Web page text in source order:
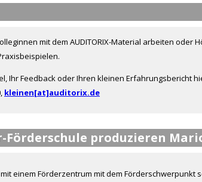
mit dem AUDITORIX-Material arbeiten
Ihr Feedback oder Ihren kleinen Erfahrungsbericht
kleinen[at]auditorix.de
Förderschule produzieren
einem Förderzentrum mit dem